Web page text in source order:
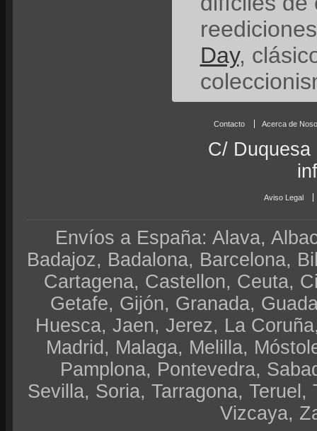
Day,
Contacto Acerca de
C/ Duquesa
Aviso Legal
Envíos a España: Alava,
Badajoz, Badalona, Barcelona,
Cartagena, Castellon, Ceuta,
Getafe, Gijón, Granada,
Huesca, Jaen, Jerez, La
Madrid, Malaga, Melilla,
Pamplona, Pontevedra,
Sevilla, Soria, Tarragona,
Vizcaya,